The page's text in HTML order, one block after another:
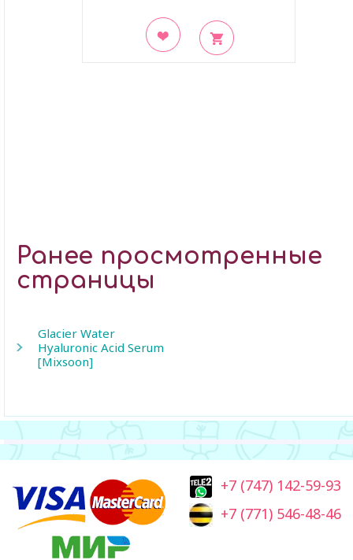
Ранее просмотренные
страницы
Glacier Water
Hyaluronic Acid Serum
[Mixsoon]
+7 (747) 142-59-93
+7 (771) 546-48-46